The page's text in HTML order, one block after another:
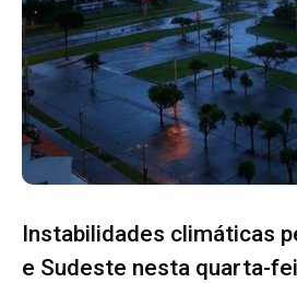
Instabilidades climáticas
e Sudeste nesta quarta-